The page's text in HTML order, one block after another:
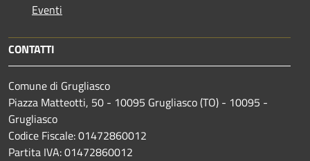
Eventi
CONTATTI
Comune di Grugliasco
Piazza Matteotti, 50 - 10095 Grugliasco (TO) - 10095 -
Grugliasco
Codice Fiscale: 01472860012
Partita IVA: 01472860012